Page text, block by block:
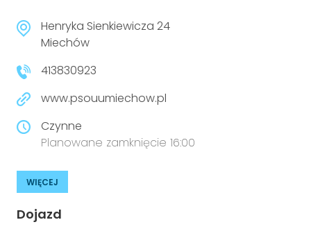
Henryka Sienkiewicza 24
Miechów
413830923
www.psouumiechow.pl
Czynne
Planowane zamknięcie 16:00
WIĘCEJ
Dojazd